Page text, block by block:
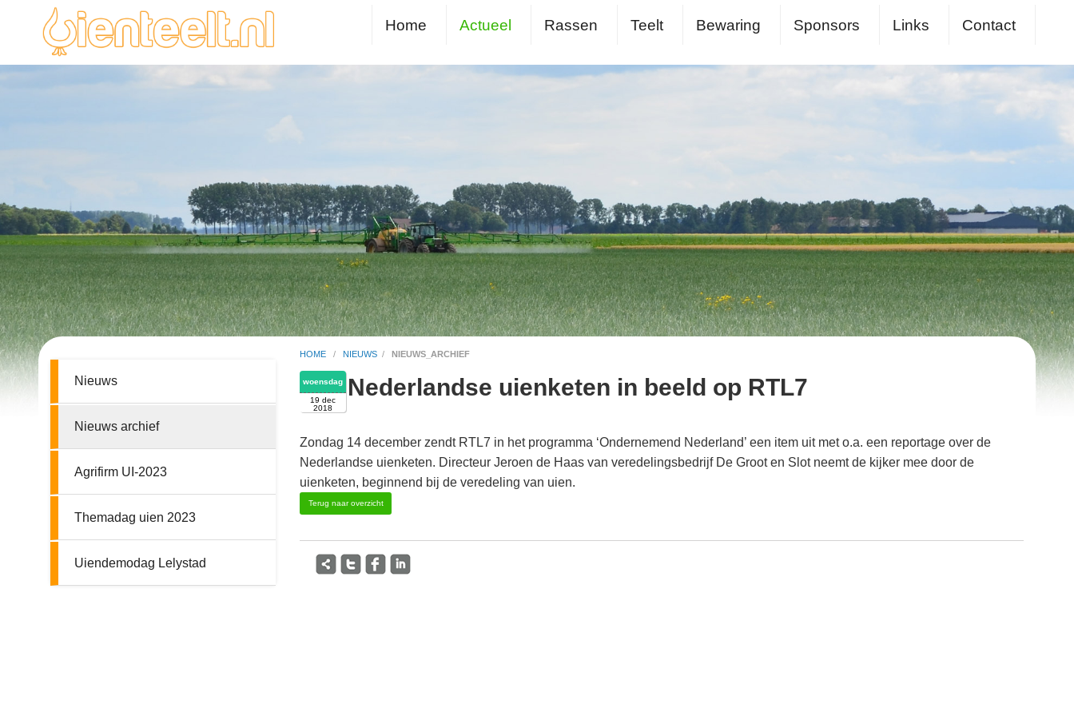
Home Actueel Rassen Teelt Bewaring Sponsors Links Contact
Nieuws
Nieuws archief
Agrifirm UI-2023
Themadag uien 2023
Uiendemodag Lelystad
HOME / NIEUWS / NIEUWS_ARCHIEF
Nederlandse uienketen in beeld op RTL7
woensdag
19 dec
2018
Zondag 14 december zendt RTL7 in het programma ‘Ondernemend Nederland’ een item uit met o.a. een reportage over de
Nederlandse uienketen. Directeur Jeroen de Haas van veredelingsbedrijf De Groot en Slot neemt de kijker mee door de
uienketen, beginnend bij de veredeling van uien.
Terug naar overzicht